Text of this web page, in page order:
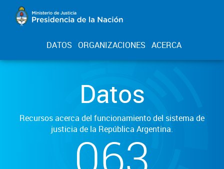
DATOS ORGANIZACIONES ACERCA
Datos
Recursos acerca del funcionamiento del sistema de
justicia de la República Argentina.